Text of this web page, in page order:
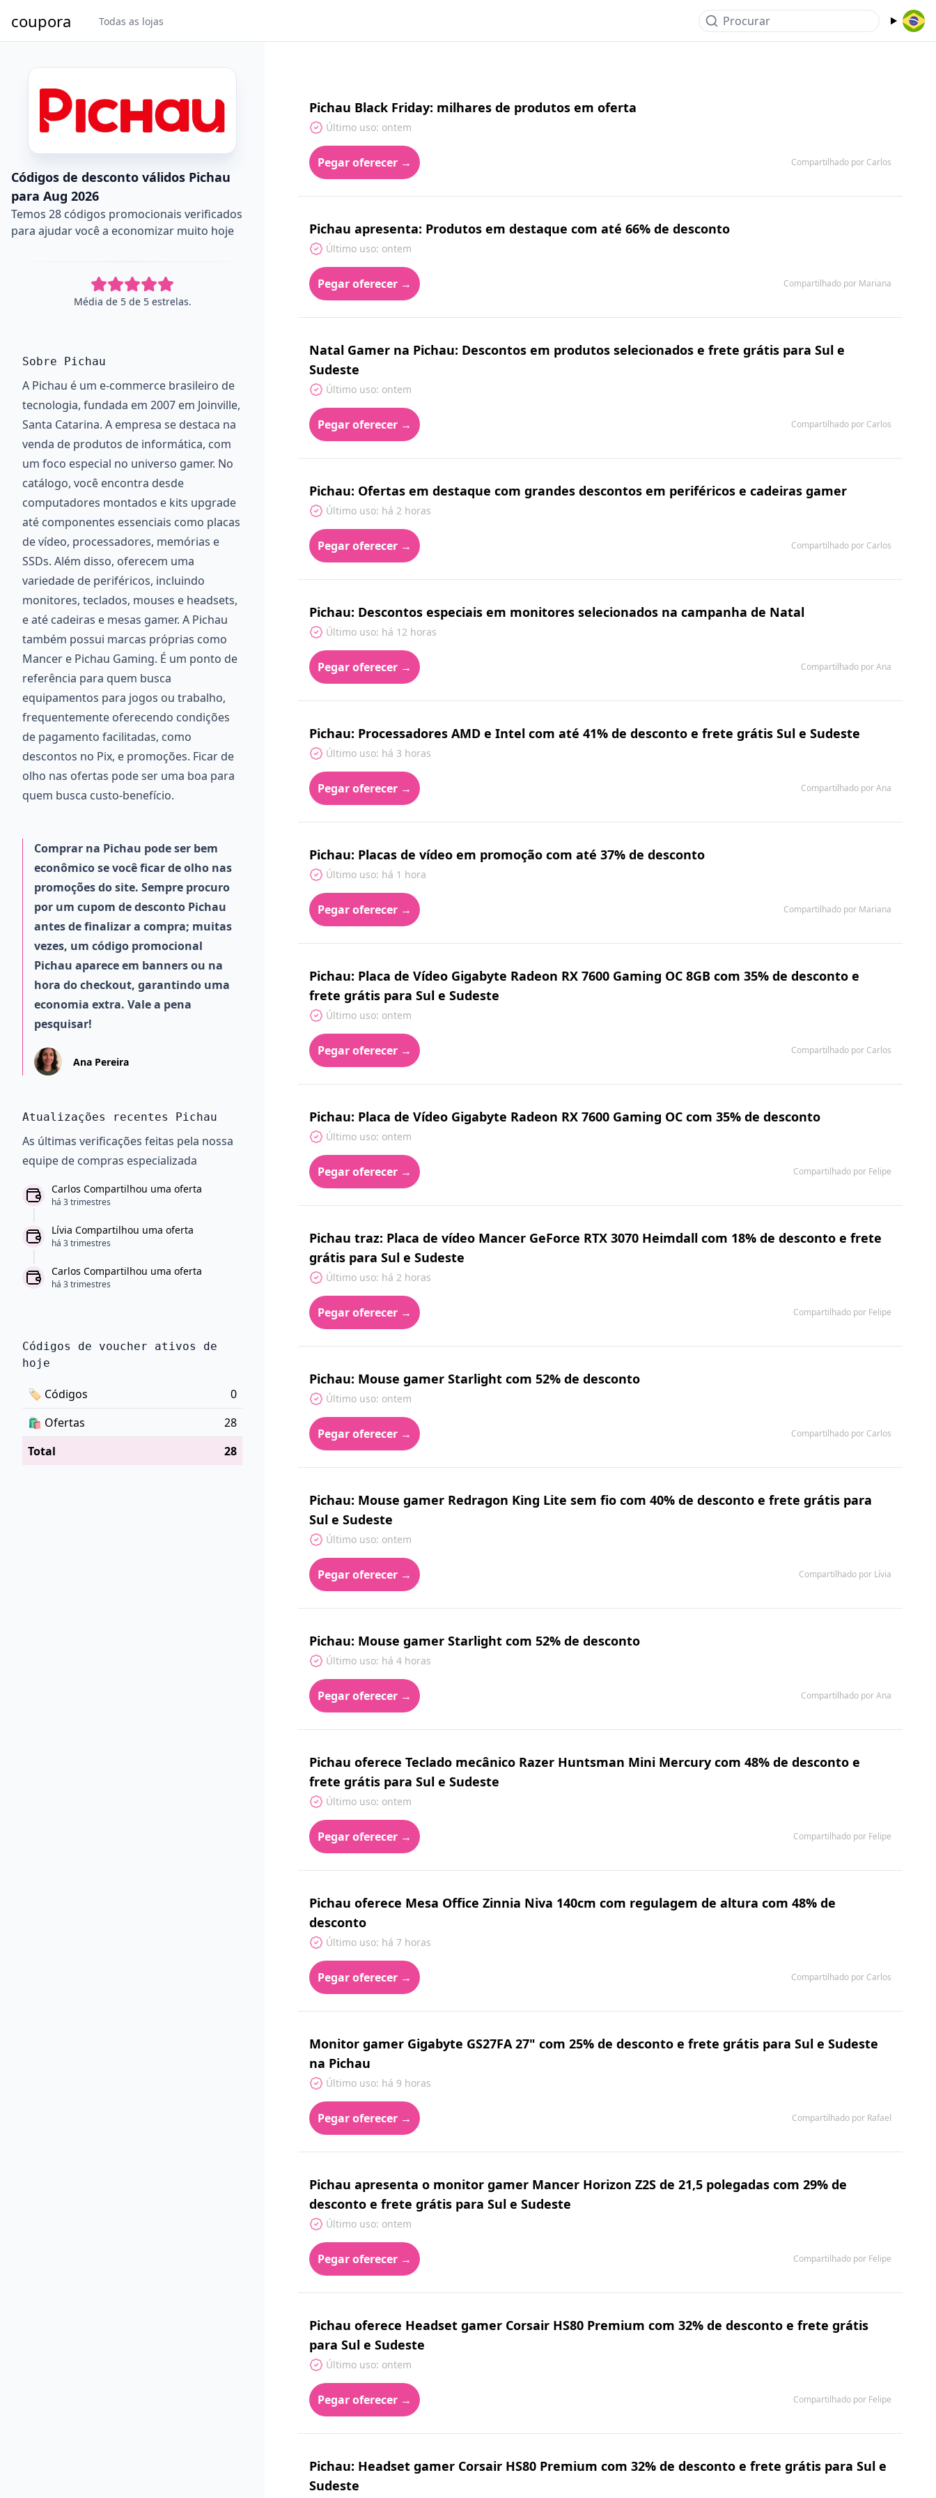
coupora Todas as lojas Procurar
Códigos de desconto válidos Pichau
para Aug 2026
Temos 28 códigos promocionais verificados
para ajudar você a economizar muito hoje
Média de 5 de 5 estrelas.
Pichau Black Friday: milhares de produtos em oferta
Último uso: ontem
Pegar oferecer → Compartilhado por Carlos
Pichau apresenta: Produtos em destaque com até 66% de desconto
Último uso: ontem
Pegar oferecer → Compartilhado por Mariana
Natal Gamer na Pichau: Descontos em produtos selecionados e frete grátis para Sul e
Sudeste
Último uso: ontem
Pegar oferecer → Compartilhado por Carlos
Pichau: Ofertas em destaque com grandes descontos em periféricos e cadeiras gamer
Último uso: há 2 horas
Pegar oferecer → Compartilhado por Carlos
Pichau: Descontos especiais em monitores selecionados na campanha de Natal
Último uso: há 12 horas
Pegar oferecer → Compartilhado por Ana
Pichau: Processadores AMD e Intel com até 41% de desconto e frete grátis Sul e Sudeste
Último uso: há 3 horas
Pegar oferecer → Compartilhado por Ana
Pichau: Placas de vídeo em promoção com até 37% de desconto
Último uso: há 1 hora
Pegar oferecer → Compartilhado por Mariana
Pichau: Placa de Vídeo Gigabyte Radeon RX 7600 Gaming OC 8GB com 35% de desconto e
frete grátis para Sul e Sudeste
Último uso: ontem
Pegar oferecer → Compartilhado por Carlos
Pichau: Placa de Vídeo Gigabyte Radeon RX 7600 Gaming OC com 35% de desconto
Último uso: ontem
Pegar oferecer → Compartilhado por Felipe
Pichau traz: Placa de vídeo Mancer GeForce RTX 3070 Heimdall com 18% de desconto e frete
grátis para Sul e Sudeste
Último uso: há 2 horas
Pegar oferecer → Compartilhado por Felipe
Pichau: Mouse gamer Starlight com 52% de desconto
Último uso: ontem
Pegar oferecer → Compartilhado por Carlos
Pichau: Mouse gamer Redragon King Lite sem fio com 40% de desconto e frete grátis para
Sul e Sudeste
Último uso: ontem
Pegar oferecer → Compartilhado por Lívia
Pichau: Mouse gamer Starlight com 52% de desconto
Último uso: há 4 horas
Pegar oferecer → Compartilhado por Ana
Pichau oferece Teclado mecânico Razer Huntsman Mini Mercury com 48% de desconto e
frete grátis para Sul e Sudeste
Último uso: ontem
Pegar oferecer → Compartilhado por Felipe
Pichau oferece Mesa Office Zinnia Niva 140cm com regulagem de altura com 48% de
desconto
Último uso: há 7 horas
Pegar oferecer → Compartilhado por Carlos
Monitor gamer Gigabyte GS27FA 27" com 25% de desconto e frete grátis para Sul e Sudeste
na Pichau
Último uso: há 9 horas
Pegar oferecer → Compartilhado por Rafael
Pichau apresenta o monitor gamer Mancer Horizon Z2S de 21,5 polegadas com 29% de
desconto e frete grátis para Sul e Sudeste
Último uso: ontem
Pegar oferecer → Compartilhado por Felipe
Pichau oferece Headset gamer Corsair HS80 Premium com 32% de desconto e frete grátis
para Sul e Sudeste
Último uso: ontem
Pegar oferecer → Compartilhado por Felipe
Pichau: Headset gamer Corsair HS80 Premium com 32% de desconto e frete grátis para Sul e
Sudeste
Sobre Pichau
A Pichau é um e-commerce brasileiro de
tecnologia, fundada em 2007 em Joinville,
Santa Catarina. A empresa se destaca na
venda de produtos de informática, com
um foco especial no universo gamer. No
catálogo, você encontra desde
computadores montados e kits upgrade
até componentes essenciais como placas
de vídeo, processadores, memórias e
SSDs. Além disso, oferecem uma
variedade de periféricos, incluindo
monitores, teclados, mouses e headsets,
e até cadeiras e mesas gamer. A Pichau
também possui marcas próprias como
Mancer e Pichau Gaming. É um ponto de
referência para quem busca
equipamentos para jogos ou trabalho,
frequentemente oferecendo condições
de pagamento facilitadas, como
descontos no Pix, e promoções. Ficar de
olho nas ofertas pode ser uma boa para
quem busca custo-benefício.
Comprar na Pichau pode ser bem
econômico se você ficar de olho nas
promoções do site. Sempre procuro
por um cupom de desconto Pichau
antes de finalizar a compra; muitas
vezes, um código promocional
Pichau aparece em banners ou na
hora do checkout, garantindo uma
economia extra. Vale a pena
pesquisar!
Ana Pereira
Atualizações recentes Pichau
As últimas verificações feitas pela nossa
equipe de compras especializada
Carlos Compartilhou uma oferta
há 3 trimestres
Lívia Compartilhou uma oferta
há 3 trimestres
Carlos Compartilhou uma oferta
há 3 trimestres
Códigos de voucher ativos de
hoje
🏷 Códigos
0
🛍️ Ofertas
28
Total
28